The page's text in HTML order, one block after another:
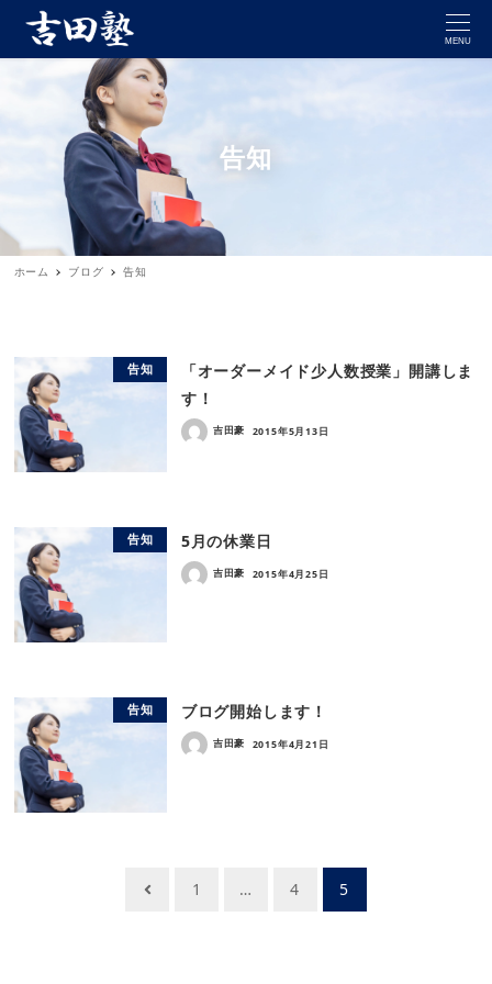
MENU
告知
ホーム ブログ 告知
告知
「オーダーメイド少人数授業」開講しま
す！
吉田豪 2015年5月13日
告知 5月の休業日
吉田豪 2015年4月25日
告知 ブログ開始します！
吉田豪 2015年4月21日
1 … 4 5